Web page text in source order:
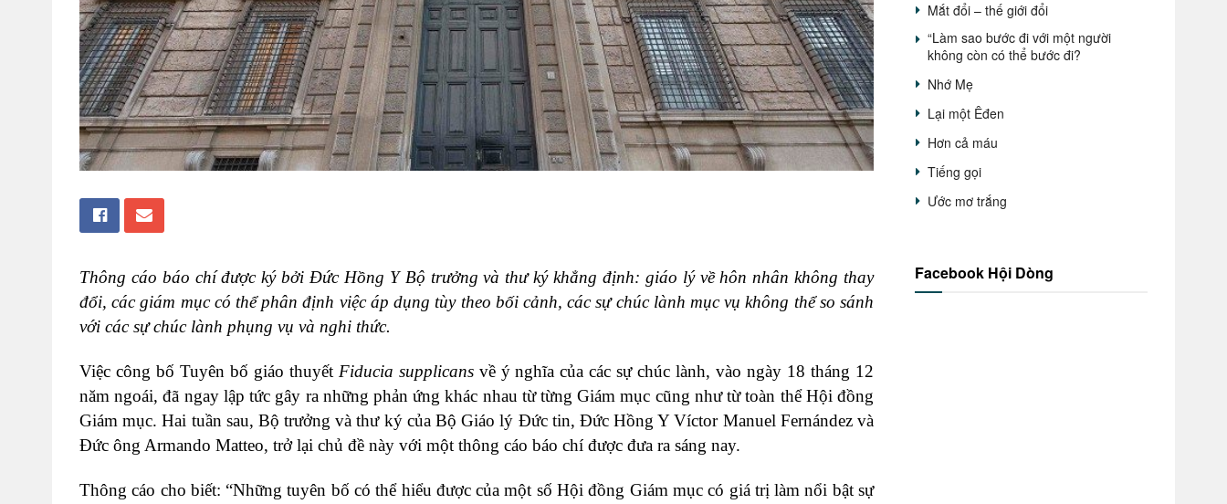
Thông cáo báo chí được ký bởi Đức Hồng Y Bộ trưởng và thư ký khẳng định: giáo lý về hôn nhân không thay
đổi, các giám mục có thể phân định việc áp dụng tùy theo bối cảnh, các sự chúc lành mục vụ không thể so sánh
với các sự chúc lành phụng vụ và nghi thức.
Việc công bố Tuyên bố giáo thuyết Fiducia supplicansvề ý nghĩa của các sự chúc lành, vào ngày 18 tháng 12
năm ngoái, đã ngay lập tức gây ra những phản ứng khác nhau từ từng Giám mục cũng như từ toàn thể Hội đồng
Giám mục. Hai tuần sau, Bộ trưởng và thư ký của Bộ Giáo lý Đức tin, Đức Hồng Y Víctor Manuel Fernández và
Đức ông Armando Matteo, trở lại chủ đề này với một thông cáo báo chí được đưa ra sáng nay.
Thông cáo cho biết: “Những tuyên bố có thể hiểu được của một số Hội đồng Giám mục có giá trị làm nổi bật sự
Mắt đổi – thế giới đổi
“Làm sao bước đi với một người
không còn có thể bước đi?
Nhớ Mẹ
Lại một Êđen
Hơn cả máu
Tiếng gọi
Ước mơ trắng
Facebook Hội Dòng